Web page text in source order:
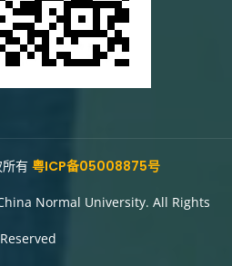
有 粤ICP备05008875号
Normal University. All Rights
Reserved